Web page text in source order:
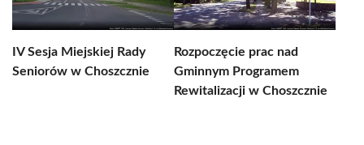
IV Sesja Miejskiej Rady
Seniorów w Choszcznie
Rozpoczęcie prac nad
Gminnym Programem
Rewitalizacji w Choszcznie